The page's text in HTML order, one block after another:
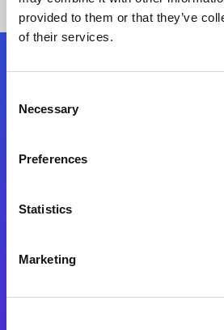
provided to them or that they’ve
of their services.
Selection
Necessary
Preferences
Statistics
Marketing
Síganos
Magic xpi Plataforma de